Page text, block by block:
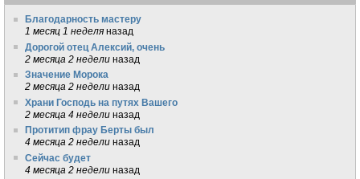
Благодарность мастеру
1 месяц 1 неделя назад
Дорогой отец Алексий, очень
2 месяца 2 недели назад
Значение Морока
2 месяца 2 недели назад
Храни Господь на путях Вашего
2 месяца 4 недели назад
Протитип фрау Берты был
4 месяца 2 недели назад
Сейчас будет
4 месяца 2 недели назад